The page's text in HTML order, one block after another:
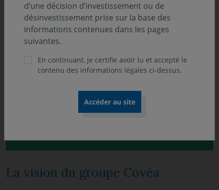
L'essentiel en vidéo
La vision du groupe Covéa
d’une décision d’investissement ou de
désinvestissement prise sur la base des
informations contenues dans les pages
suivantes.
En continuant, je certifie avoir lu et accepté le
contenu des informations légales ci-dessus.